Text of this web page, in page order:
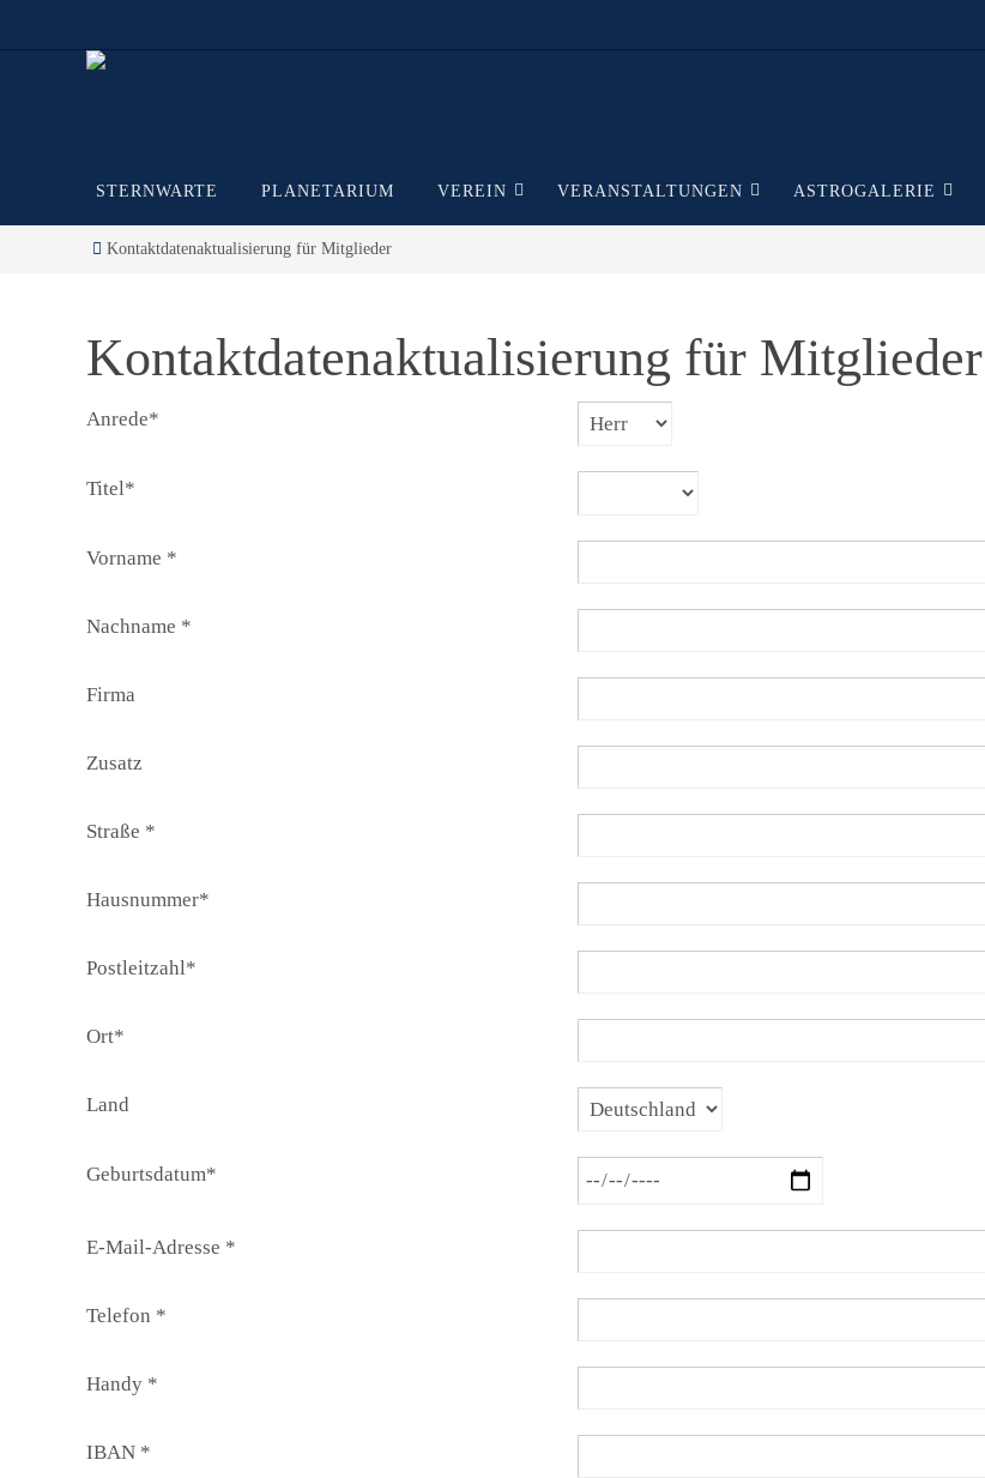
STERNWARTE PLANETARIUM VEREIN VERANSTALTUNGEN ASTROGALERIE
Start
Kontaktdatenaktualisierung für Mitglieder
Kontaktdatenaktualisierung für Mitglieder
Anrede*
Titel*
Vorname *
Nachname *
Firma
Zusatz
Straße *
Hausnummer*
Postleitzahl*
Ort*
Land
Geburtsdatum*
E-Mail-Adresse *
Telefon *
Handy *
IBAN *